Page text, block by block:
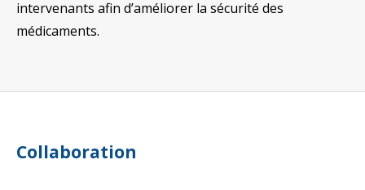
intervenants afin d’améliorer la sécurité des
médicaments.
Collaboration